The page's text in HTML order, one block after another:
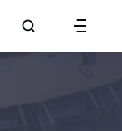
Aller à la page